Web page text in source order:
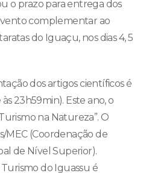
o prazo para entrega dos
complementar ao
do Iguaçu, nos dias 4, 5
dos artigos científicos é
23h59min). Este ano, o
na Natureza”. O
MEC (Coordenação de
de Nível Superior).
do Iguassu é